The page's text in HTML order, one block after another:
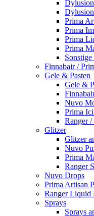
Prima
Prima
Prima
Prima
Sonstige
Finnabair /
Gele & Pasten
Gele &
Nuvo
Prima
Ranger
Glitzer
Glitzer
Nuvo
Prima
Ranger
Nuvo Drops
Prima Artisan
Ranger Liquid
Sprays
Sprays